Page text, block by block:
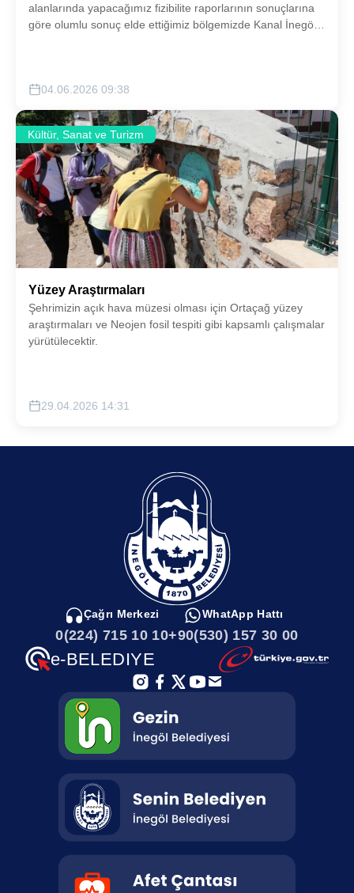
alanlarında yapacağımız fizibilite raporlarının sonuçlarına
göre olumlu sonuç elde ettiğimiz bölgemizde Kanal İnegöl
04.06.2026 09:38
Kültür, Sanat ve Turizm
Yüzey Araştırmaları
Şehrimizin açık hava müzesi olması için Ortaçağ yüzey
araştırmaları ve Neojen fosil tespiti gibi kapsamlı çalışmalar
yürütülecektir.
29.04.2026 14:31
Çağrı Merkezi
0(224) 715 10 10
WhatApp Hattı
+90(530) 157 30 00
e-BELEDIYE